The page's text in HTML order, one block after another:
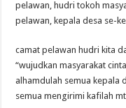
pelawan, hudri tokoh
pelawan, kepala desa se-
camat pelawan hudri kita
“wujudkan masyarakat
alhamdulah semua kepala
semua mengirimi kafilah